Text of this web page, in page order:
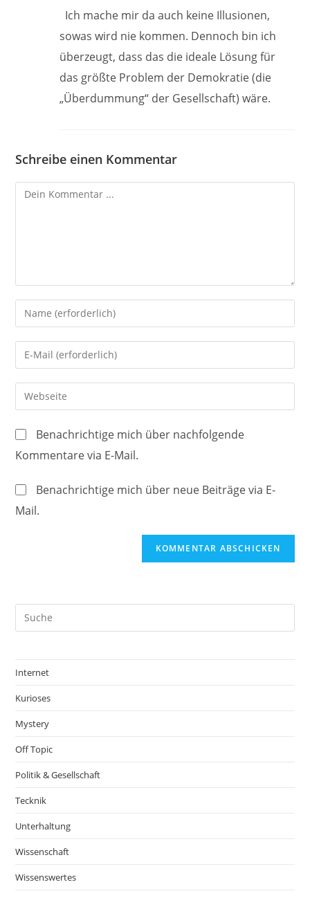
Ich mache mir da auch keine Illusionen,
sowas wird nie kommen. Dennoch bin ich
überzeugt, dass das die ideale Lösung für
das größte Problem der Demokratie (die
„Überdummung“ der Gesellschaft) wäre.
Schreibe einen Kommentar
Kommentieren
Gib
deinen
Namen
oder
Benutzernamen
zum
ein
Gib
deine
E-
Mail-
zum
Kommentieren
Gib
deine
Website-
URL
ein
Benachrichtige mich über nachfolgende
Kommentare via E-Mail.
Benachrichtige mich über neue Beiträge via E-
Mail.
Internet
Kurioses
Mystery
Off Topic
Politik & Gesellschaft
Tecknik
Unterhaltung
Wissenschaft
Wissenswertes